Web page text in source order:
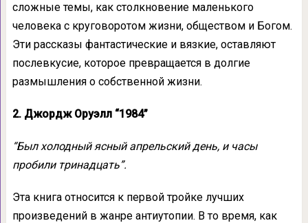
сложные темы, как столкновение маленького
человека с круговоротом жизни, обществом и Богом.
Эти рассказы фантастические и вязкие, оставляют
послевкусие, которое превращается в долгие
размышления о собственной жизни.
2. Джордж Оруэлл “1984”
“Был холодный ясный апрельский день, и часы
пробили тринадцать”.
Эта книга относится к первой тройке лучших
произведений в жанре антиутопии. В то время, как